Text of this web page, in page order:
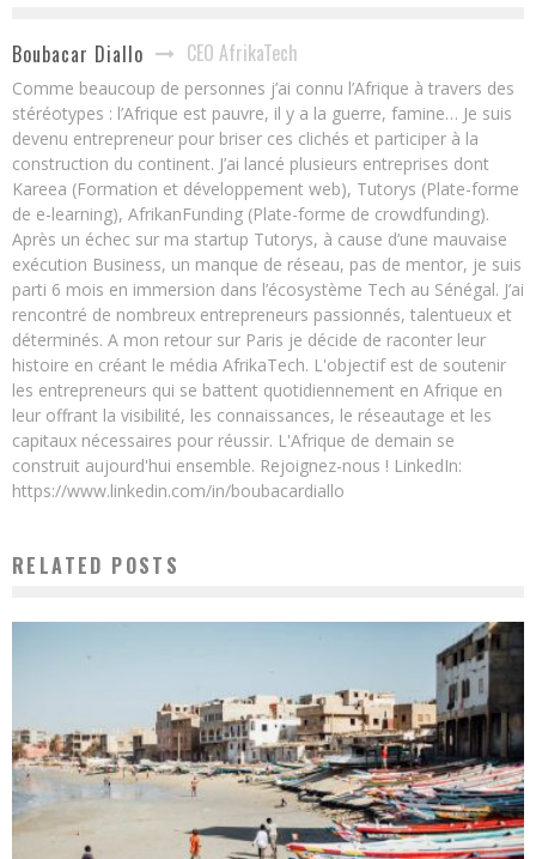
Boubacar Diallo CEO AfrikaTech
Comme beaucoup de personnes j’ai connu l’Afrique à travers des
stéréotypes : l’Afrique est pauvre, il y a la guerre, famine… Je suis
devenu entrepreneur pour briser ces clichés et participer à la
construction du continent. J’ai lancé plusieurs entreprises dont
Kareea (Formation et développement web), Tutorys (Plate-forme
de e-learning), AfrikanFunding (Plate-forme de crowdfunding).
Après un échec sur ma startup Tutorys, à cause d’une mauvaise
exécution Business, un manque de réseau, pas de mentor, je suis
parti 6 mois en immersion dans l’écosystème Tech au Sénégal. J’ai
rencontré de nombreux entrepreneurs passionnés, talentueux et
déterminés. A mon retour sur Paris je décide de raconter leur
histoire en créant le média AfrikaTech. L'objectif est de soutenir
les entrepreneurs qui se battent quotidiennement en Afrique en
leur offrant la visibilité, les connaissances, le réseautage et les
capitaux nécessaires pour réussir. L'Afrique de demain se
construit aujourd'hui ensemble. Rejoignez-nous ! LinkedIn:
https://www.linkedin.com/in/boubacardiallo
RELATED POSTS